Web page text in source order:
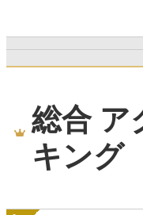
総合 ア
キング